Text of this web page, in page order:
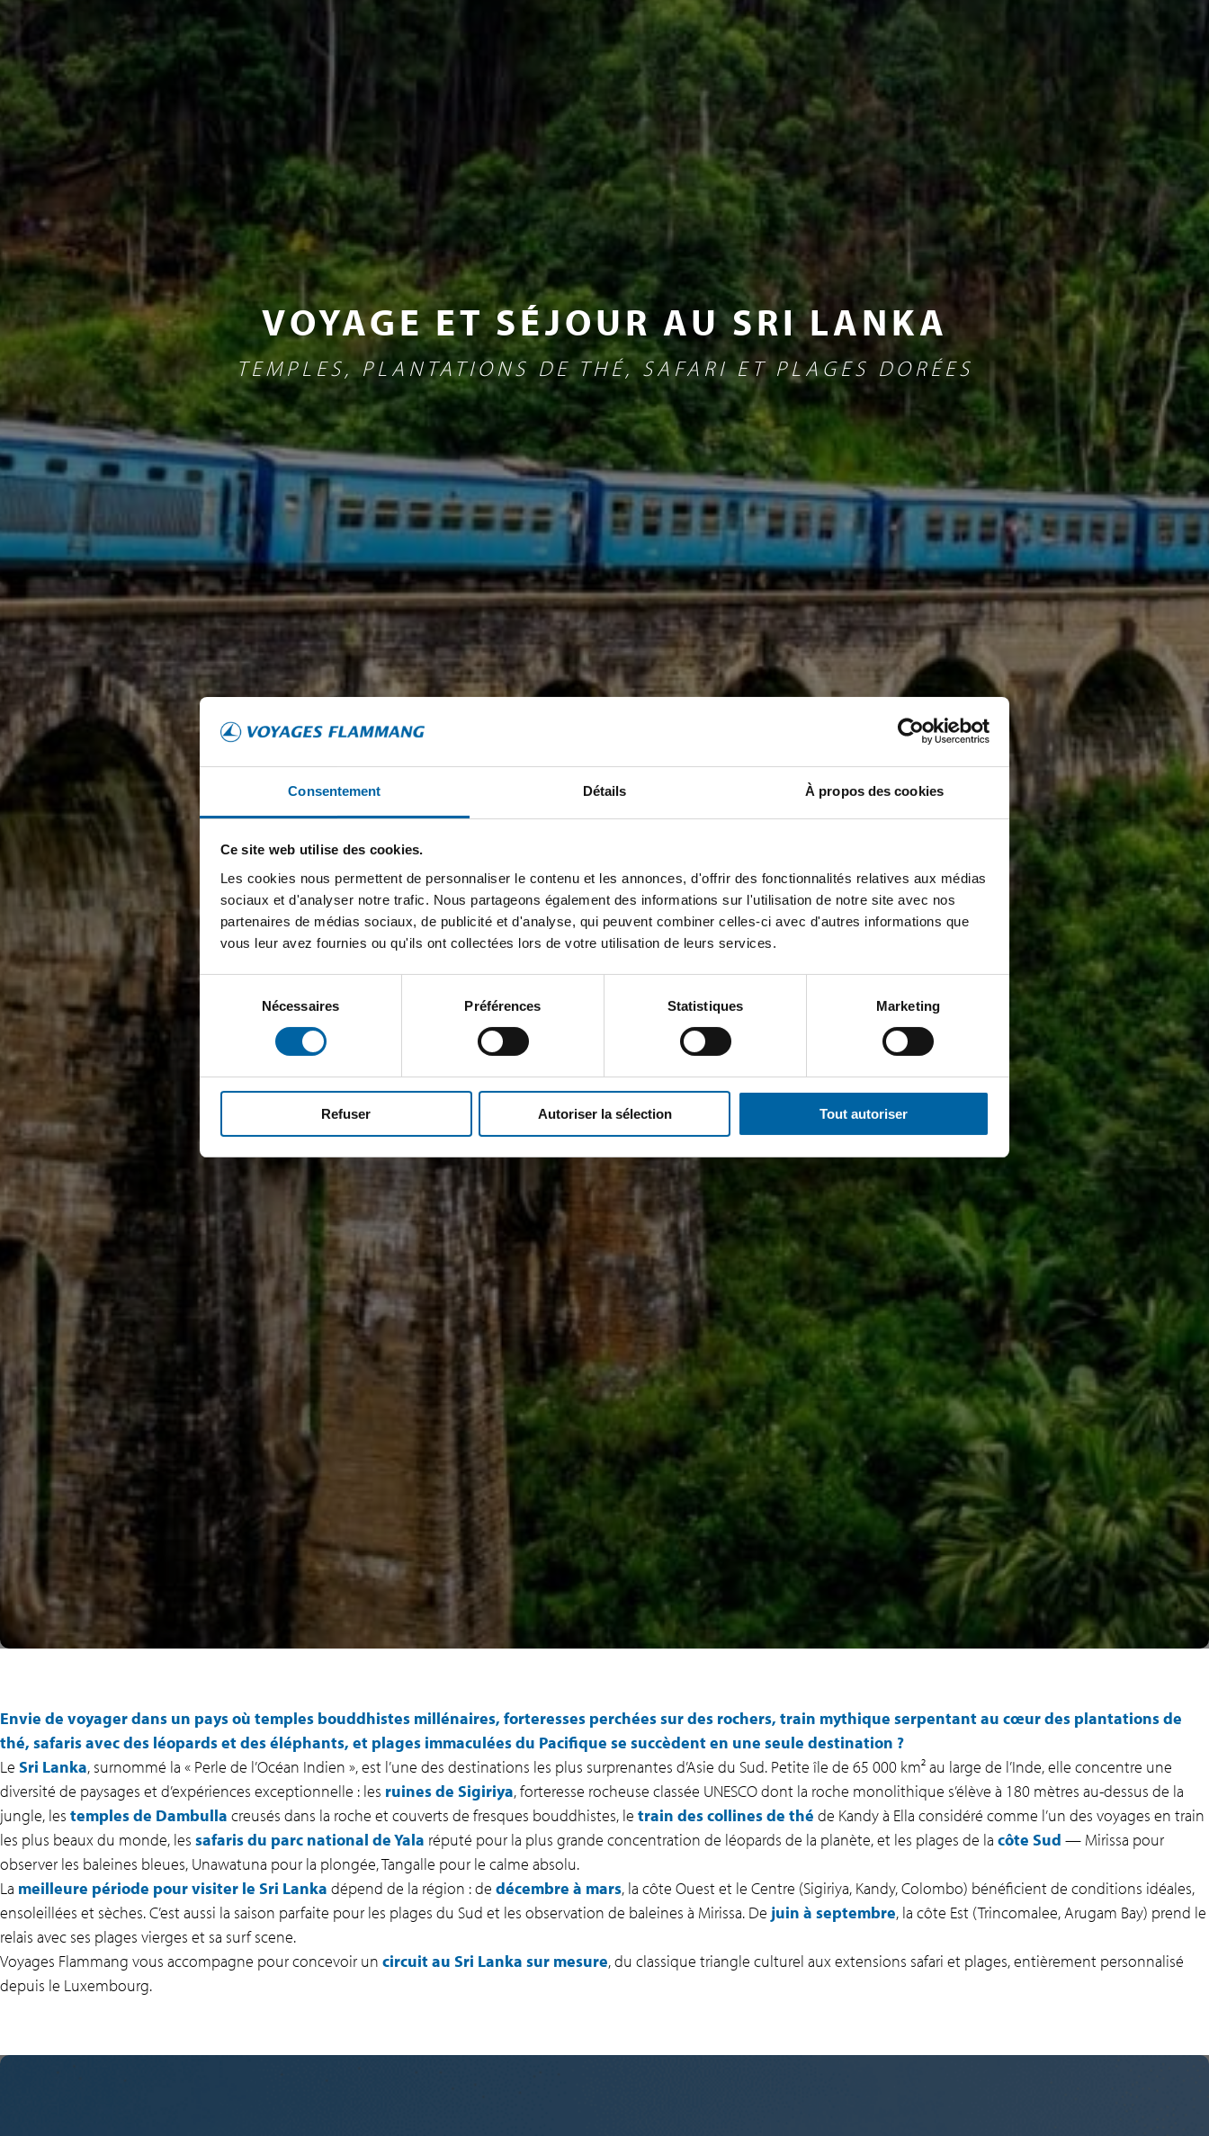
Consentement Détails À propos des cookies
Ce site web utilise des cookies.
Les cookies nous permettent de personnaliser le contenu et les annonces, d'offrir des fonctionnalités relatives aux médias
sociaux et d'analyser notre trafic. Nous partageons également des informations sur l'utilisation de notre site avec nos
partenaires de médias sociaux, de publicité et d'analyse, qui peuvent combiner celles-ci avec d'autres informations que
vous leur avez fournies ou qu'ils ont collectées lors de votre utilisation de leurs services.
Sélection
consentement
Nécessaires Préférences Statistiques Marketing
Refuser Autoriser la sélection Tout autoriser
VOYAGE ET SÉJOUR AU SRI LANKA
TEMPLES, PLANTATIONS DE THÉ, SAFARI ET PLAGES DORÉES
Envie de voyager dans un pays où temples bouddhistes millénaires, forteresses perchées sur des rochers, train mythique serpentant au cœur des plantations de
thé, safaris avec des léopards et des éléphants, et plages immaculées du Pacifique se succèdent en une seule destination ?
Le Sri Lanka, surnommé la « Perle de l’Océan Indien », est l’une des destinations les plus surprenantes d’Asie du Sud. Petite île de 65 000 km² au large de l’Inde, elle concentre une
diversité de paysages et d’expériences exceptionnelle : les ruines de Sigiriya, forteresse rocheuse classée UNESCO dont la roche monolithique s’élève à 180 mètres au-dessus de la
jungle, les temples de Dambulla creusés dans la roche et couverts de fresques bouddhistes, le train des collines de thé de Kandy à Ella considéré comme l’un des voyages en train
les plus beaux du monde, les safaris du parc national de Yala réputé pour la plus grande concentration de léopards de la planète, et les plages de la côte Sud — Mirissa pour
observer les baleines bleues, Unawatuna pour la plongée, Tangalle pour le calme absolu.
La meilleure période pour visiter le Sri Lanka dépend de la région : de décembre à mars, la côte Ouest et le Centre (Sigiriya, Kandy, Colombo) bénéficient de conditions idéales,
ensoleillées et sèches. C’est aussi la saison parfaite pour les plages du Sud et les observation de baleines à Mirissa. De juin à septembre, la côte Est (Trincomalee, Arugam Bay) prend le
relais avec ses plages vierges et sa surf scene.
Voyages Flammang vous accompagne pour concevoir un circuit au Sri Lanka sur mesure, du classique triangle culturel aux extensions safari et plages, entièrement personnalisé
depuis le Luxembourg.